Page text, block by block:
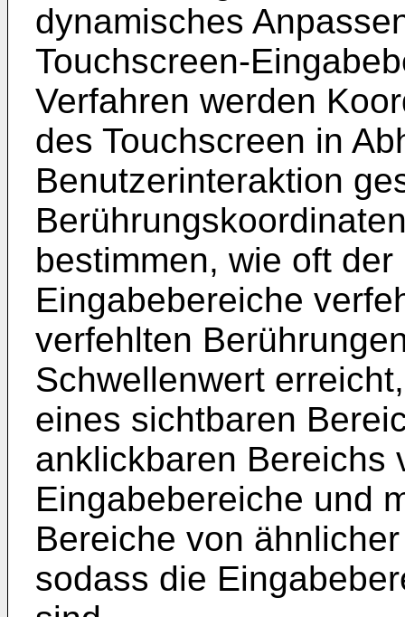
dynamisches
Touchscreen-
Verfahren werden
des Touchscreen in
Benutzerinteraktion
bestimmen, wie oft
Eingabebereiche
verfehlten
Schwellenwert
eines sichtbaren
anklickbaren Bereichs
Eingabebereiche und
Bereiche von
sodass die